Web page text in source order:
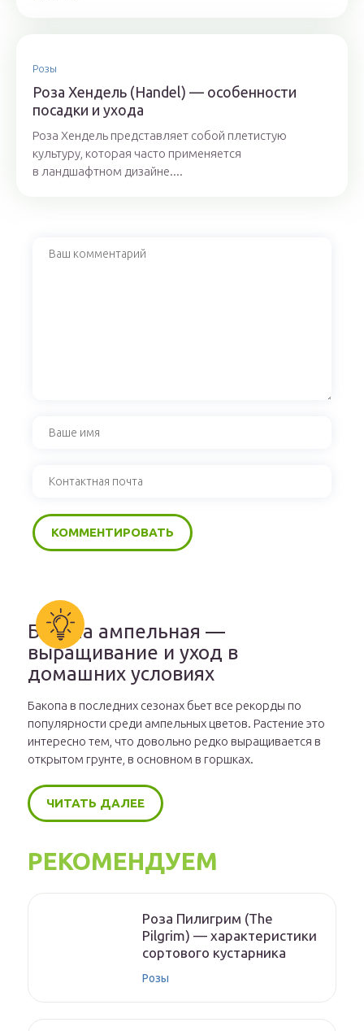
Розы
Роза Хендель (Handel) — особенности
посадки и ухода
Роза Хендель представляет собой плетистую
культуру, которая часто применяется
в ландшафтном дизайне....
Бакопа ампельная —
выращивание и уход в
домашних условиях
Бакопа в последних сезонах бьет все рекорды по
популярности среди ампельных цветов. Растение это
интересно тем, что довольно редко выращивается в
открытом грунте, в основном в горшках.
ЧИТАТЬ ДАЛЕЕ
РЕКОМЕНДУЕМ
Роза Пилигрим (The
Pilgrim) — характеристики
сортового кустарника
Розы